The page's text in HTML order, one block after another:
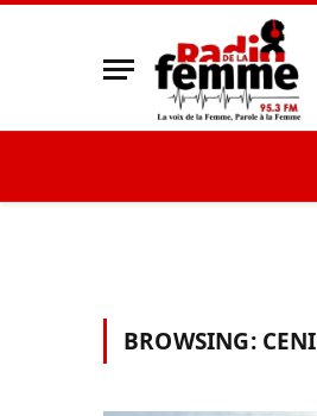
BROWSING: CENI